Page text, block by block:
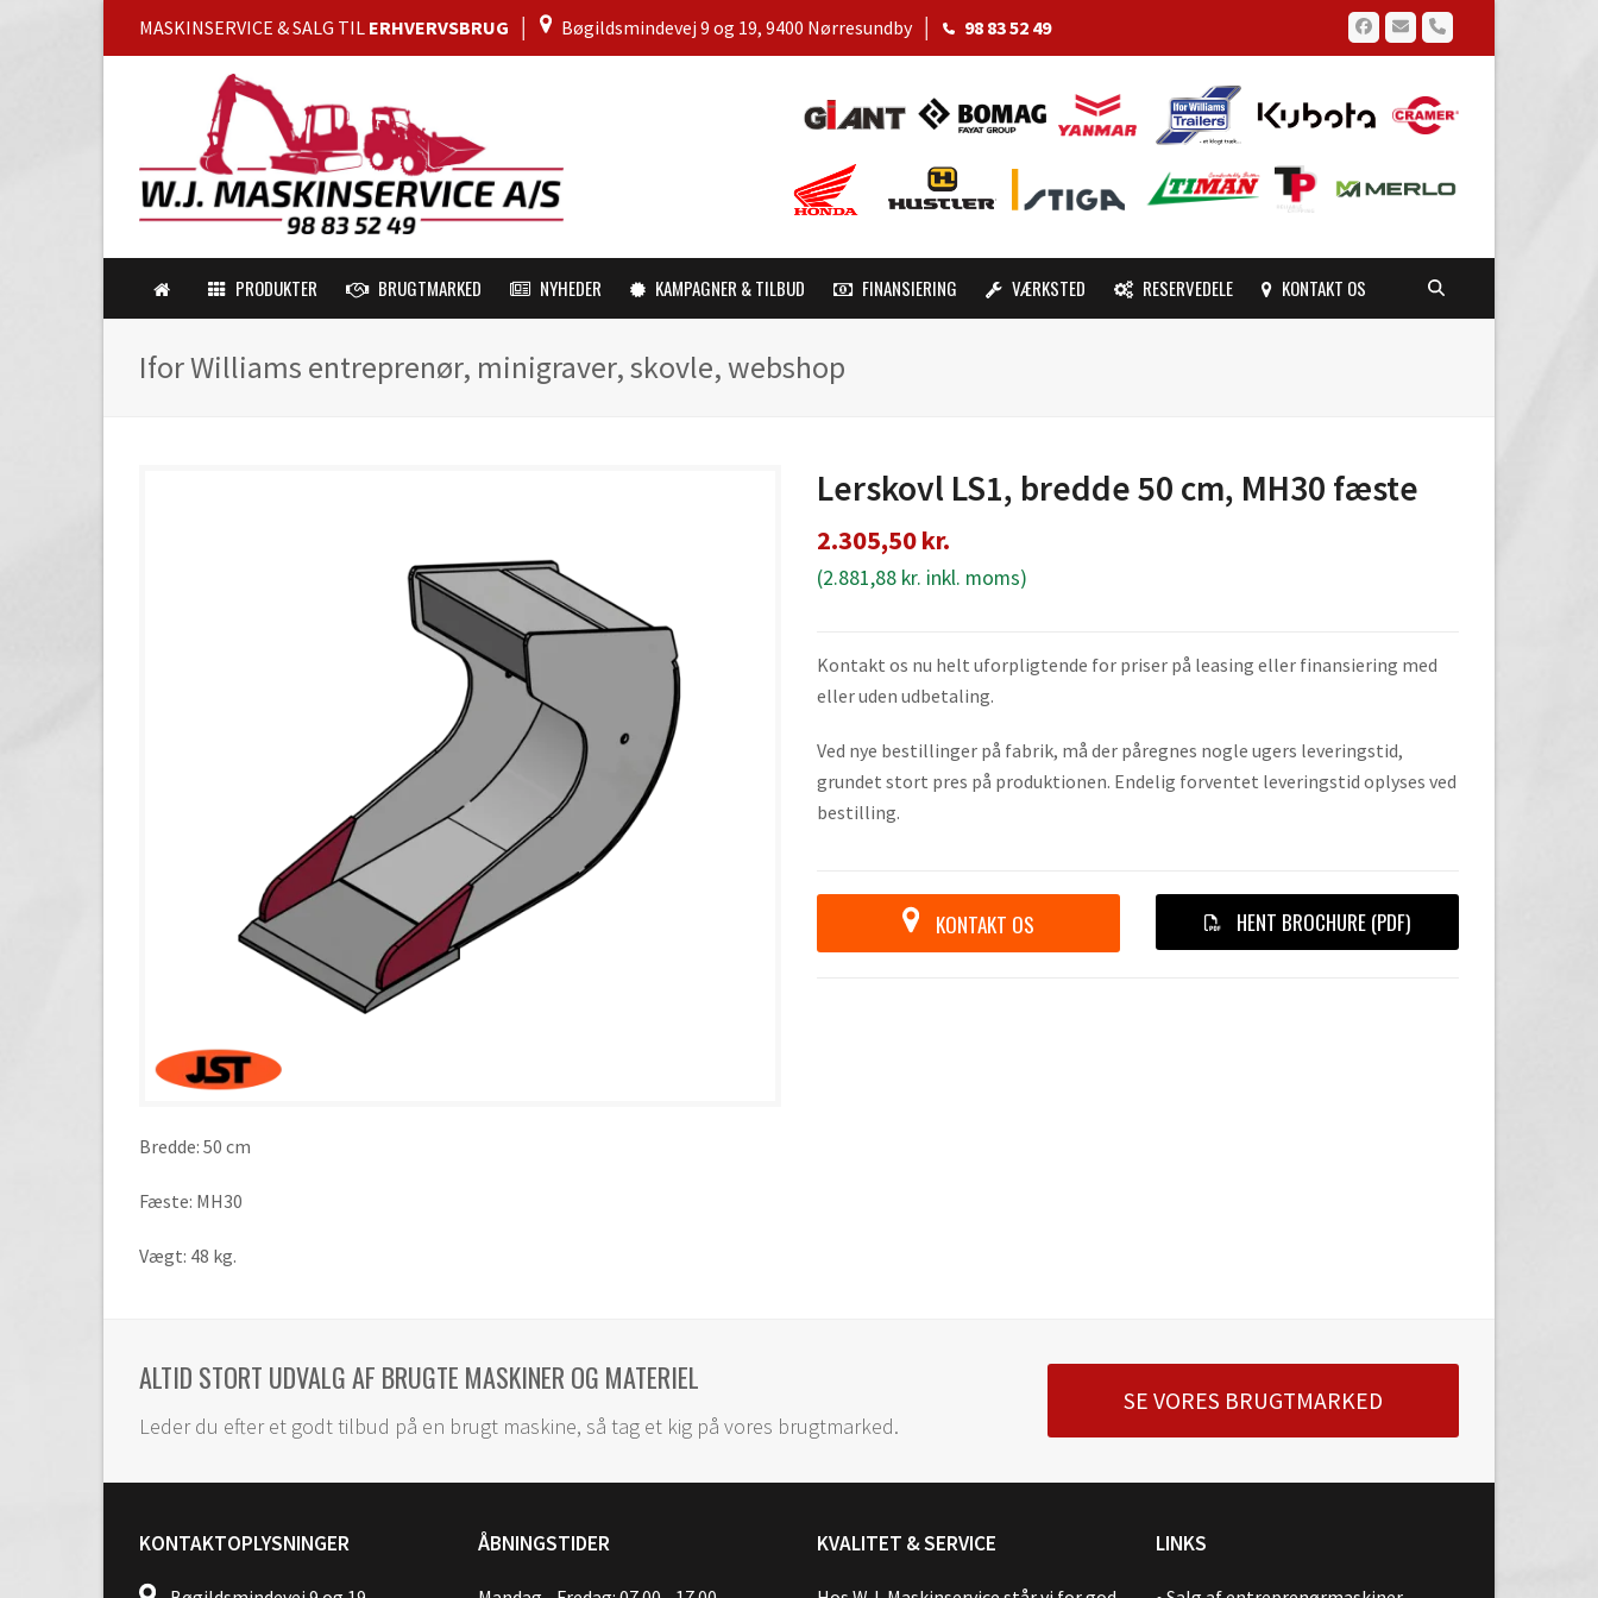
MASKINSERVICE & SALG TIL ERHVERVSBRUG Bøgildsmindevej 9 og 19, 9400 Nørresundby 98 83 52 49 Facebook
EmailPhone
PRODUKTER BRUGTMARKED NYHEDER KAMPAGNER & TILBUD FINANSIERING VÆRKSTED RESERVEDELE KONTAKT OS
Ifor Williams entreprenør, minigraver, skovle, webshop
Lerskovl LS1, bredde 50 cm, MH30 fæste
2.305,50kr.
(2.881,88 kr. inkl. moms)
Kontakt os nu helt uforpligtende for priser på leasing eller finansiering med
eller uden udbetaling.
Ved nye bestillinger på fabrik, må der påregnes nogle ugers leveringstid,
grundet stort pres på produktionen. Endelig forventet leveringstid oplyses ved
bestilling.
KONTAKT OS HENT BROCHURE (PDF)
Bredde: 50 cm
Fæste: MH30
Vægt: 48 kg.
ALTID STORT UDVALG AF BRUGTE MASKINER OG MATERIEL
Leder du efter et godt tilbud på en brugt maskine, så tag et kig på vores brugtmarked.
SE VORES BRUGTMARKED
KONTAKTOPLYSNINGER ÅBNINGSTIDER KVALITET & SERVICE LINKS